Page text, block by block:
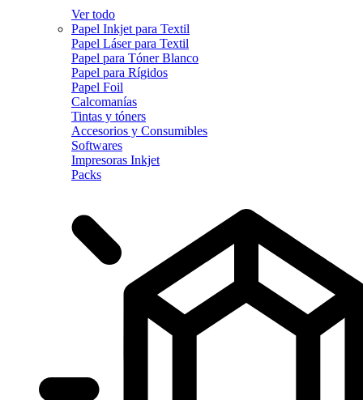
Ver todo
Papel Inkjet para Textil
Papel Láser para Textil
Papel para Tóner Blanco
Papel para Rígidos
Papel Foil
Calcomanías
Tintas y tóners
Accesorios y Consumibles
Softwares
Impresoras Inkjet
Packs